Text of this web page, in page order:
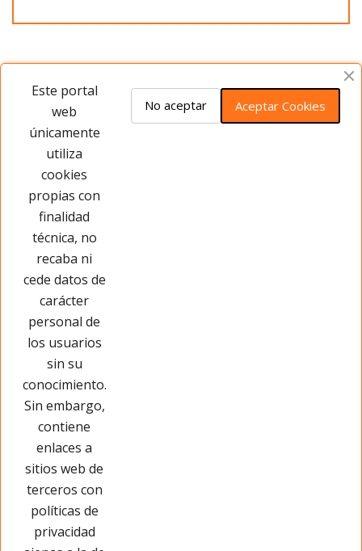
Opiniones del producto
Este producto no tiene opiniones ¡Sé
Páginas Legales
Este portal
web
únicamente
utiliza
cookies
propias con
finalidad
técnica, no
recaba ni
cede datos de
carácter
personal de
los usuarios
sin su
conocimiento.
Sin embargo,
contiene
enlaces a
sitios web de
terceros con
políticas de
privacidad
Aceptar Cookies
No aceptar